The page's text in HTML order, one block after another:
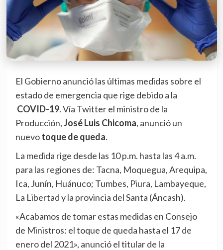
El Gobierno anunció las últimas medidas sobre el
estado de emergencia que rige debido a la
COVID-19. Vía Twitter el ministro de la
Producción,José Luis Chicoma, anunció un
nuevotoque de queda.
La medida rige desde las 10 p.m. hasta las 4 a.m.
para las regiones de: Tacna, Moquegua, Arequipa,
Ica, Junín, Huánuco; Tumbes, Piura, Lambayeque,
La Libertad y la provincia del Santa (Áncash).
«Acabamos de tomar estas medidas en Consejo
de Ministros: el toque de queda hasta el 17 de
enero del 2021», anunció el titular de la